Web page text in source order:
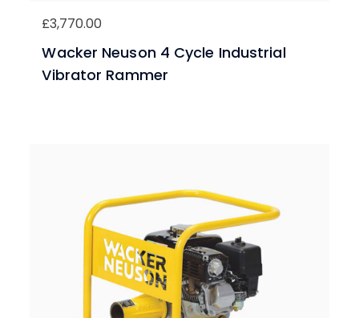
Wacker Neuson 4 Cycle Industrial
Vibrator Rammer
£3,770.00